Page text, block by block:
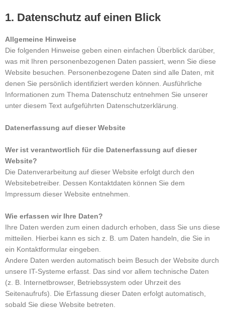
1. Datenschutz auf einen Blick
Allgemeine Hinweise
Die folgenden Hinweise geben einen einfachen Überblick darüber,
was mit Ihren personenbezogenen Daten passiert, wenn Sie diese
Website besuchen. Personenbezogene Daten sind alle Daten, mit
denen Sie persönlich identifiziert werden können. Ausführliche
Informationen zum Thema Datenschutz entnehmen Sie unserer
unter diesem Text aufgeführten Datenschutzerklärung.
Datenerfassung auf dieser Website
Wer ist verantwortlich für die Datenerfassung auf dieser
Website?
Die Datenverarbeitung auf dieser Website erfolgt durch den
Websitebetreiber. Dessen Kontaktdaten können Sie dem
Impressum dieser Website entnehmen.
Wie erfassen wir Ihre Daten?
Ihre Daten werden zum einen dadurch erhoben, dass Sie uns diese
mitteilen. Hierbei kann es sich z. B. um Daten handeln, die Sie in
ein Kontaktformular eingeben.
Andere Daten werden automatisch beim Besuch der Website durch
unsere IT-Systeme erfasst. Das sind vor allem technische Daten
(z. B. Internetbrowser, Betriebssystem oder Uhrzeit des
Seitenaufrufs). Die Erfassung dieser Daten erfolgt automatisch,
sobald Sie diese Website betreten.